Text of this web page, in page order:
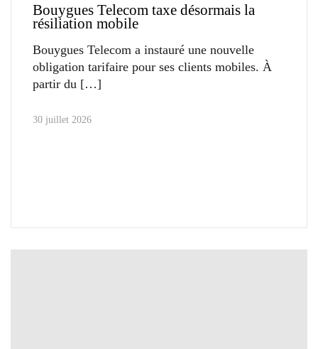
Bouygues Telecom taxe désormais la
résiliation mobile
Bouygues Telecom a instauré une nouvelle
obligation tarifaire pour ses clients mobiles. À
partir du
30 juillet 2026